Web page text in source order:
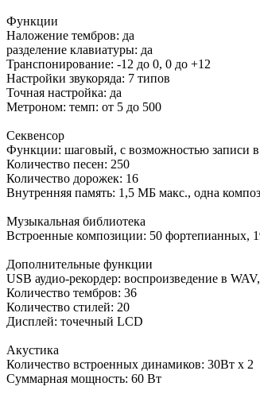
Функции
Наложение тембров: да
разделение клавиатуры: да
Транспонирование: -12 до 0, 0 до +12
Настройки звукоряда: 7 типов
Точная настройка: да
Метроном: темп: от 5 до 500
Секвенсор
Функции: шаговый, с возможностью записи
Количество песен: 250
Количество дорожек: 16
Внутренняя память: 1,5 МБ макс., одна
Музыкальная библиотека
Встроенные композиции: 50 фортепианных,
Дополнительные функции
USB аудио-рекордер: воспроизведение в
Количество тембров: 36
Количество стилей: 20
Дисплей: точечный LCD
Акустика
Количество встроенных динамиков: 30Вт х 2
Суммарная мощность: 60 Вт